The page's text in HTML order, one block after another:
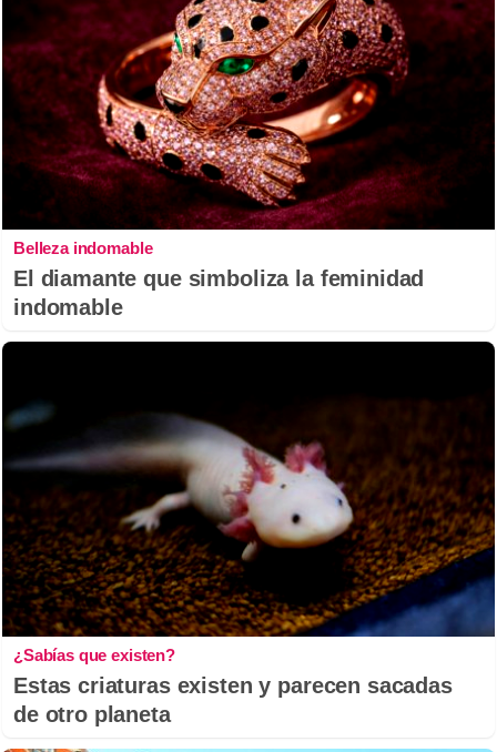
Belleza indomable
El diamante que simboliza la feminidad
indomable
¿Sabías que existen?
Estas criaturas existen y parecen sacadas
de otro planeta